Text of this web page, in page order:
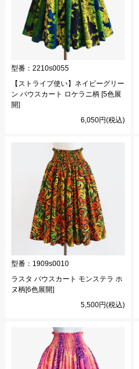
型番： 2210s0055
【ストライプ使い】ネイビーグリー
ン パウスカート ロケラニ柄 [5色展
開]
6,050円(税込)
型番： 1909s0010
ラスタ パウスカート モンステラ ホ
ヌ柄[6色展開]
5,500円(税込)